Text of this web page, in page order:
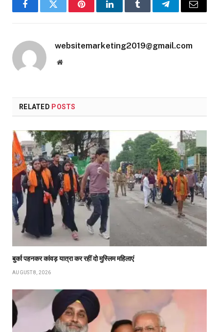
FacebookTwitter PinterestLinkedInTumblr TelegramEmail
websitemarketing2019@gmail.com
Website
RELATED POSTS
बुर्का पहनकर कांवड़ यात्रा कर रहीं दो मुस्लिम महिलाएं
AUGUST 8, 2026